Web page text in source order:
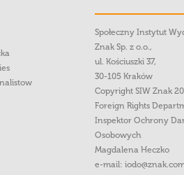
Społeczny Instytut
Znak Sp. z o.o.,
ul. Kościuszki 37,
30-105 Kraków
Copyright SIW Znak
Foreign Rights
Inspektor Ochrony
Osobowych
Magdalena Heczko
e-mail: